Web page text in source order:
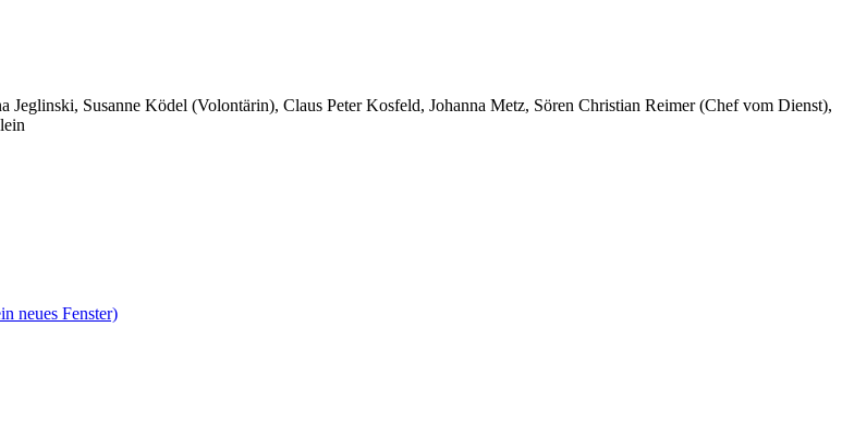
Jeglinski, Susanne Ködel (Volontärin), Claus Peter Kosfeld, Johanna Metz, Sören Christian Reimer (Chef vom Dienst),
neues Fenster)